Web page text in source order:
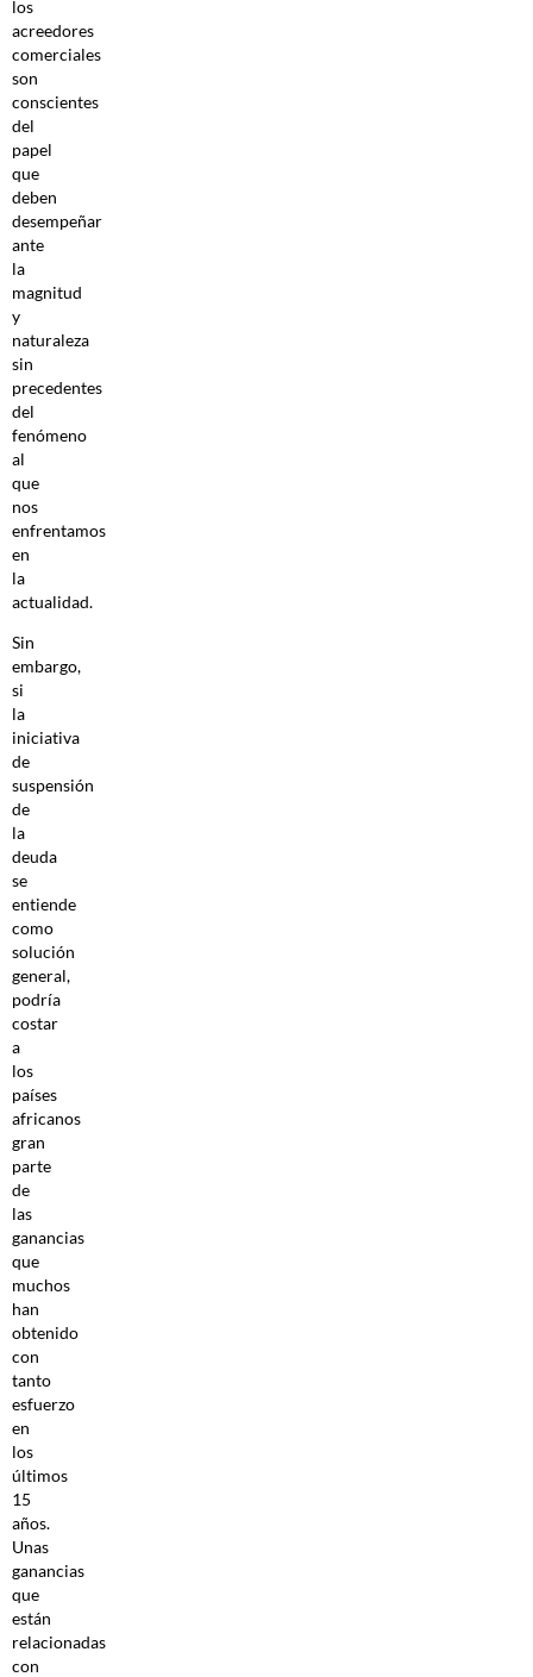
los
acreedores
comerciales
son
conscientes
del
papel
que
deben
desempeñar
ante
la
magnitud
y
naturaleza
sin
precedentes
del
fenómeno
al
que
nos
enfrentamos
en
la
actualidad.
Sin
embargo,
si
la
iniciativa
de
suspensión
de
la
deuda
se
entiende
como
solución
general,
podría
costar
a
los
países
africanos
gran
parte
de
las
ganancias
que
muchos
han
obtenido
con
tanto
esfuerzo
en
los
últimos
15
años.
Unas
ganancias
que
están
relacionadas
con